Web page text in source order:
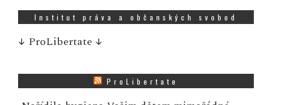
Institut práva a občanských svobod
↓ ProLibertate ↓
ProLibertate